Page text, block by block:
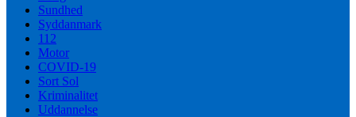
Sundhed
Syddanmark
112
Motor
COVID-19
Sort Sol
Kriminalitet
Uddannelse